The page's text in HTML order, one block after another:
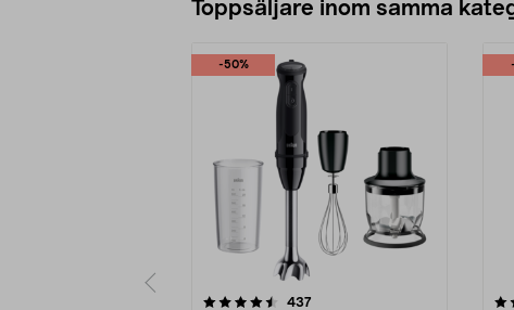
Toppsäljare inom samma
-50%
437recensioner
4.5 av 5 stjärnor